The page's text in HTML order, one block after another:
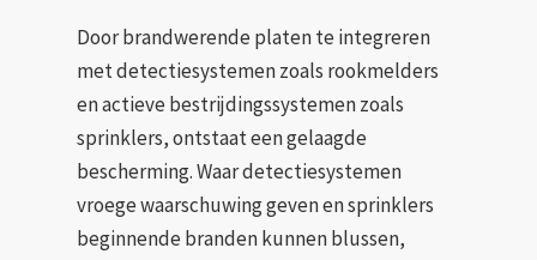
Door brandwerende platen te integreren
met detectiesystemen zoals rookmelders
en actieve bestrijdingssystemen zoals
sprinklers, ontstaat een gelaagde
bescherming. Waar detectiesystemen
vroege waarschuwing geven en sprinklers
beginnende branden kunnen blussen,